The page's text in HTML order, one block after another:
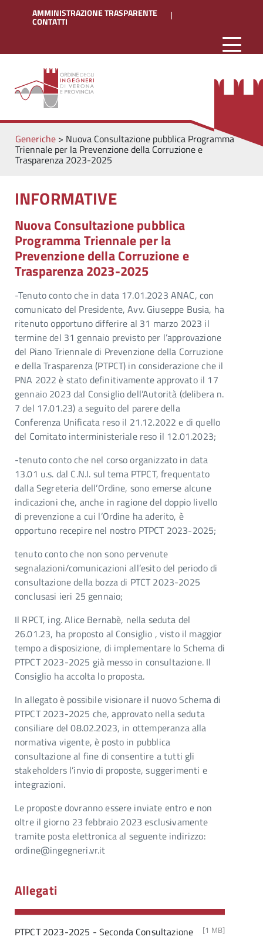
AMMINISTRAZIONE TRASPARENTE
CONTATTI
Generiche> Nuova Consultazione pubblica Programma
Triennale per la Prevenzione della Corruzione e
Trasparenza 2023-2025
INFORMATIVE
Nuova Consultazione pubblica
Programma Triennale per la
Prevenzione della Corruzione e
Trasparenza 2023-2025
-Tenuto conto che in data 17.01.2023 ANAC, con
comunicato del Presidente, Avv. Giuseppe Busia, ha
ritenuto opportuno differire al 31 marzo 2023 il
termine del 31 gennaio previsto per l’approvazione
del Piano Triennale di Prevenzione della Corruzione
e della Trasparenza (PTPCT) in considerazione che il
PNA 2022 è stato definitivamente approvato il 17
gennaio 2023 dal Consiglio dell’Autorità (delibera n.
7 del 17.01.23) a seguito del parere della
Conferenza Unificata reso il 21.12.2022 e di quello
del Comitato interministeriale reso il 12.01.2023;
-tenuto conto che nel corso organizzato in data
13.01 u.s. dal C.N.I. sul tema PTPCT, frequentato
dalla Segreteria dell’Ordine, sono emerse alcune
indicazioni che, anche in ragione del doppio livello
di prevenzione a cui l’Ordine ha aderito, è
opportuno recepire nel nostro PTPCT 2023-2025;
tenuto conto che non sono pervenute
segnalazioni/comunicazioni all’esito del periodo di
consultazione della bozza di PTCT 2023-2025
conclusasi ieri 25 gennaio;
Il RPCT, ing. Alice Bernabè, nella seduta del
26.01.23, ha proposto al Consiglio , visto il maggior
tempo a disposizione, di implementare lo Schema di
PTPCT 2023-2025 già messo in consultazione. Il
Consiglio ha accolta lo proposta.
In allegato è possibile visionare il nuovo Schema di
PTPCT 2023-2025 che, approvato nella seduta
consiliare del 08.02.2023, in ottemperanza alla
normativa vigente, è posto in pubblica
consultazione al fine di consentire a tutti gli
stakeholders l’invio di proposte, suggerimenti e
integrazioni.
Le proposte dovranno essere inviate entro e non
oltre il giorno 23 febbraio 2023 esclusivamente
tramite posta elettronica al seguente indirizzo:
ordine@ingegneri.vr.it
Allegati
PTPCT 2023-2025 - Seconda Consultazione [1 MB]